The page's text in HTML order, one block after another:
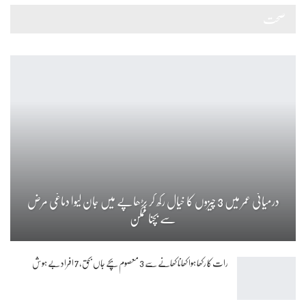
درمیانی عمر میں 3 چیزوں کا خیال رکھ کر بڑھاپے میں جان لیوا دماغی مرض
سے بچنا ممکن
رات کا رکھا ہوا کھانا کھانے سے 3 معصوم بچے جاں بحق، 7 افراد بے ہوش